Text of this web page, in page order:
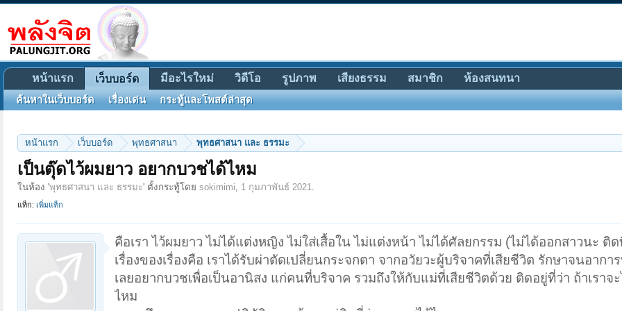
หน้าแรก เว็บบอร์ด พุทธศาสนา พุทธศาสนา และ ธรรมะ
เป็นตุ๊ดไว้ผมยาว อยากบวชได้ไหม
ในห้อง 'พุทธศาสนา และ ธรรมะ' ตั้งกระทู้โดย sokimimi, 1 กุมภาพันธ์ 2021.
แท็ก: เพิ่มแท็ก
คือเรา ไว้ผมยาว ไม่ได้แต่งหญิง ไม่ใส่เสื้อใน ไม่แต่งหน้า ไม่ได้ศัลยกรรม (ไม่ได้ออกสาวนะ ติ
เรื่องของเรื่องคือ เราได้รับผ่าตัดเปลี่ยนกระจกตา จากอวัยวะผู้บริจาคที่เสียชีวิต รักษาจนอากา
เลยอยากบวชเพื่อเป็นอานิสง แก่คนที่บริจาค รวมถึงให้กับแม่ที่เสียชีวิตด้วย ติดอยู่ที่ว่า ถ้าเราจ
ไหม
หน้าแรก เว็บบอร์ด
ค้นหาในเว็บบอร์ด เรื่องเด่น กระทู้และโพสต์ล่าสุด
มีอะไรใหม่ วิดีโอ รูปภาพ เสียงธรรม สมาชิก ห้องสนทนา